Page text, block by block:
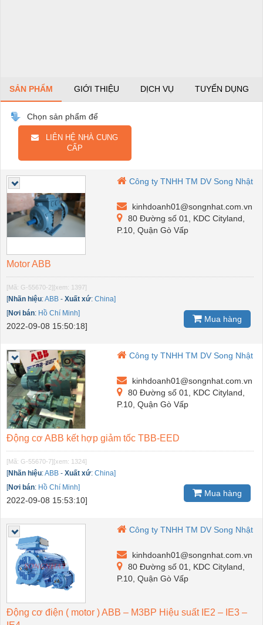
SẢN PHẨM GIỚI THIỆU DỊCH VỤ TUYỂN DỤNG
Chọn sản phẩm để
LIÊN HỆ NHÀ CUNG
CẤP
Công ty TNHH TM DV Song Nhật
kinhdoanh01@songnhat.com.vn
80 Đường số 01, KDC Cityland,
P.10, Quận Gò Vấp
Motor ABB
[Mã: G-55670-2][xem: 1397]
[Nhãn hiệu:ABB - Xuất xứ: China]
[Nơi bán: Hồ Chí Minh]
2022-09-08 15:50:18]
Mua hàng
Công ty TNHH TM DV Song Nhật
kinhdoanh01@songnhat.com.vn
80 Đường số 01, KDC Cityland,
P.10, Quận Gò Vấp
Động cơ ABB kết hợp giảm tốc TBB-EED
[Mã: G-55670-7][xem: 1324]
[Nhãn hiệu:ABB - Xuất xứ: China]
[Nơi bán: Hồ Chí Minh]
2022-09-08 15:53:10]
Mua hàng
Công ty TNHH TM DV Song Nhật
kinhdoanh01@songnhat.com.vn
80 Đường số 01, KDC Cityland,
P.10, Quận Gò Vấp
Động cơ điện ( motor ) ABB – M3BP Hiệu suất IE2 – IE3 –